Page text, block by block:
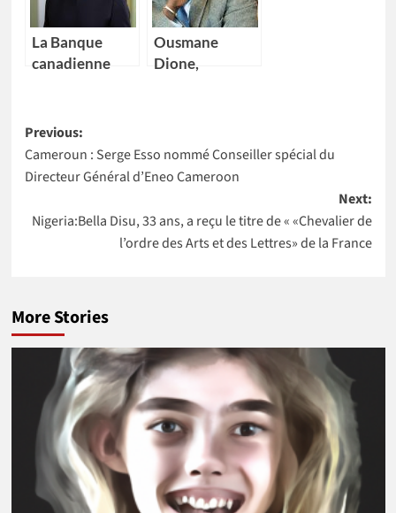
au Maroc
La Banque
canadienne
(CIBC) nomme
Kikelomo
Lawal comme
présidente
Ousmane
Dione,
mondiale pour
4 pays Africains
Post
navigation
Previous:
Cameroun : Serge Esso nommé Conseiller spécial du
Directeur Général d’Eneo Cameroon
Next:
Nigeria:Bella Disu, 33 ans, a reçu le titre de « «Chevalier de
l’ordre des Arts et des Lettres» de la France
More Stories